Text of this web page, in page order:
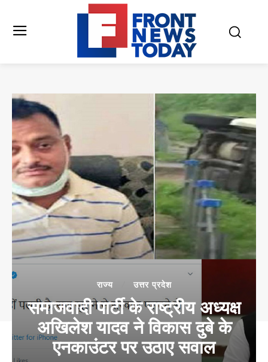
राज्‍य उत्तर प्रदेश
समाजवादी पार्टी के राष्ट्रीय अध्यक्ष
अखिलेश यादव ने विकास दुबे के
एनकाउंटर पर उठाए सवाल